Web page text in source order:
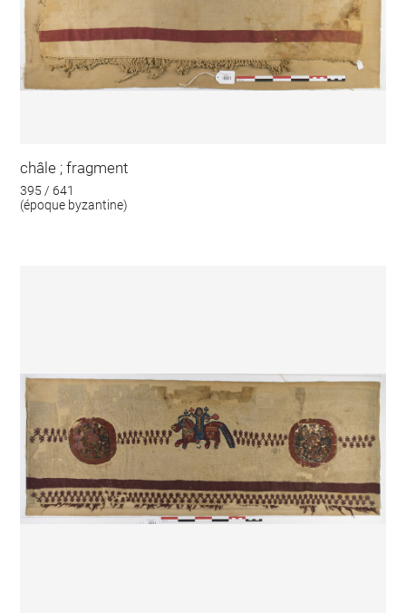
châle ; fragment
395 / 641
(époque byzantine)